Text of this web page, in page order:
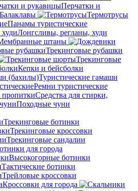
Перчатки и
Балаклавы
Термотрусы
Панамы туристические
Лонгсливы, регланы, худи
штаны
Трекинговые рубашки
Трекинговые
Кепки и бейсболки
Туристические гамаши
Ремни туристические
Средства для стирки,
Походные чуни
Трекинговые ботинки
Трекинговые кроссовки
Трекинговые сандалии
для города
Высокогорные ботинки
Тактические ботинки
Трейловые кроссовки
Кроссовки для города